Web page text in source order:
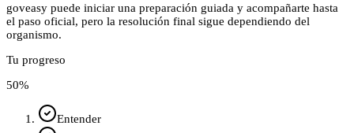
goveasy puede iniciar una preparación guiada y acompañarte hasta
el paso oficial, pero la resolución final sigue dependiendo del
organismo.
Tu progreso
50%
Entender